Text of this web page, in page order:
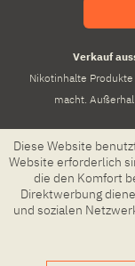
Verkauf
Nikotinhalte
macht.
Diese Website
Website erforderlich
die den Komfort
Direktwerbung
und sozialen